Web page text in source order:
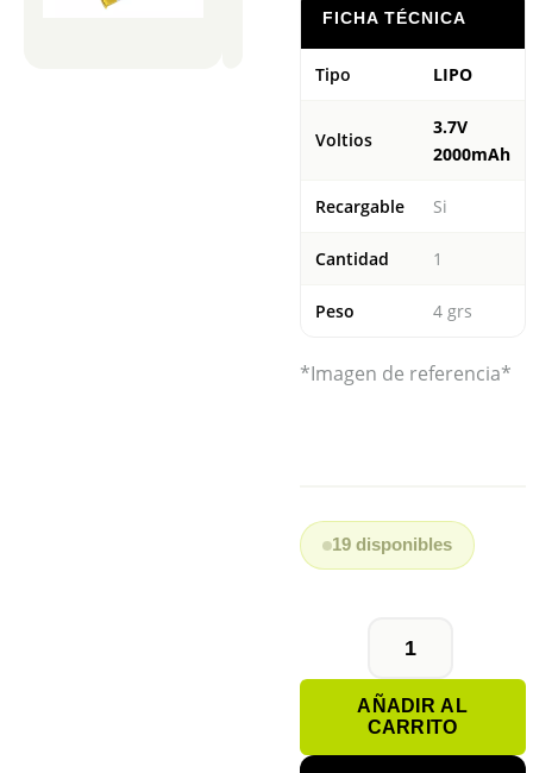
FICHA TÉCNICA
Tipo LIPO
Voltios
3.7V
2000mAh
Recargable Si
Cantidad 1
Peso 4 grs
*Imagen de referencia*
19 disponibles
BATERÍA
LIPO
455572
3.7V
2000mAh
AÑADIR AL
CARRITO